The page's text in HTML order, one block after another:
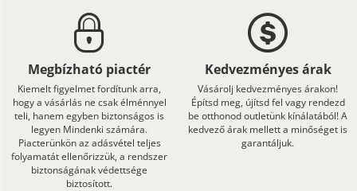
Megbízható piactér
Kiemelt figyelmet fordítunk arra,
hogy a vásárlás ne csak élménnyel
teli, hanem egyben biztonságos is
legyen Mindenki számára.
Piacterünkön az adásvétel teljes
folyamatát ellenőrizzük, a rendszer
biztonságának védettsége
biztosított.
Kedvezményes árak
Vásárolj kedvezményes árakon!
Építsd meg, újítsd fel vagy rendezd
be otthonod outletünk kínálatából! A
kedvező árak mellett a minőséget is
garantáljuk.